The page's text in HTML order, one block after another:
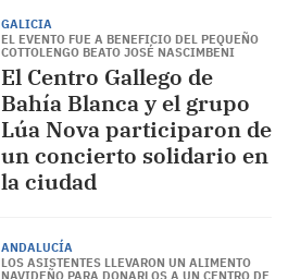
GALICIA
EL EVENTO FUE A BENEFICIO DEL PEQUEÑO
COTTOLENGO BEATO JOSÉ NASCIMBENI
El Centro Gallego de
Bahía Blanca y el grupo
Lúa Nova participaron de
un concierto solidario en
la ciudad
ANDALUCÍA
LOS ASISTENTES LLEVARON UN ALIMENTO
NAVIDEÑO PARA DONARLOS A UN CENTRO DE